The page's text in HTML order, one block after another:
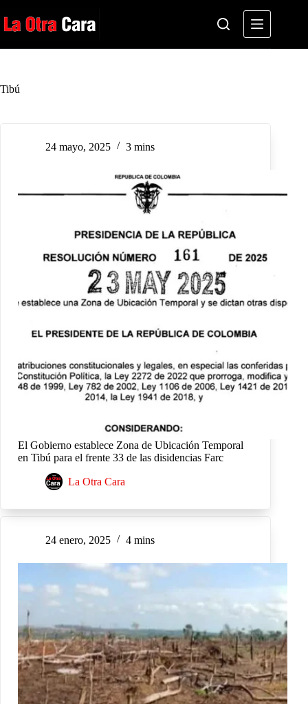
al
contenido
Tibú
24 mayo, 2025 3 mins
El Gobierno establece Zona de Ubicación Temporal
en Tibú para el frente 33 de las disidencias Farc
La Otra Cara
24 enero, 2025 4 mins